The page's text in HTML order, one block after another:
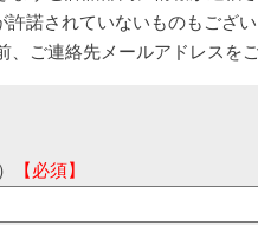
許諾されていないものもござ
、ご連絡先メールアドレスを
【必須】